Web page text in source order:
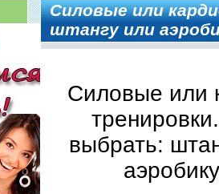
Силовые или
штангу или
Силовые или
выбрать: